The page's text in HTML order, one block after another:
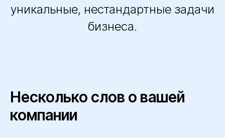
уникальные, нестандартные задачи
бизнеса.
Несколько слов о вашей
компании